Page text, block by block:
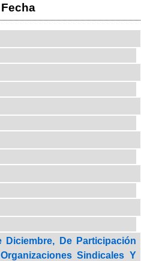
Diciembre, De Participación
Sindicales Y